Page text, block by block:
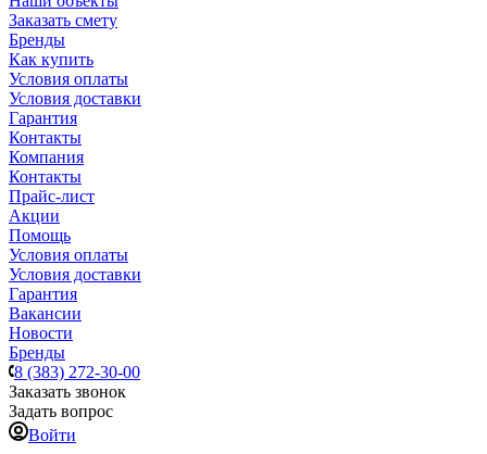
Заказать смету
Бренды
Как купить
Условия оплаты
Условия доставки
Гарантия
Контакты
Компания
Контакты
Прайс-лист
Акции
Помощь
Условия оплаты
Условия доставки
Гарантия
Вакансии
Новости
Бренды
8 (383) 272-30-00
Заказать звонок
Задать вопрос
Войти